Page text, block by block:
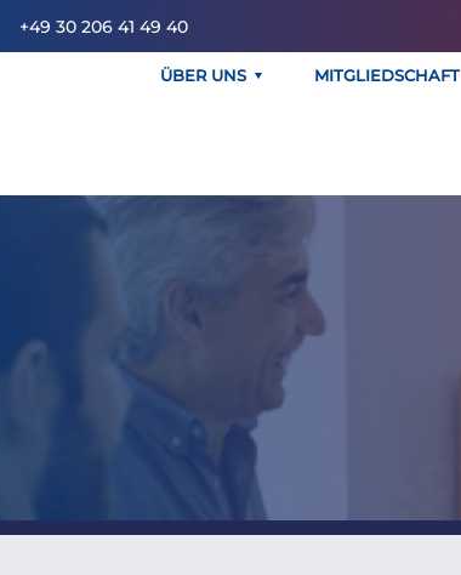
+49 30 206 41 49 40
ÜBER UNS MITGLIEDSCHAFT